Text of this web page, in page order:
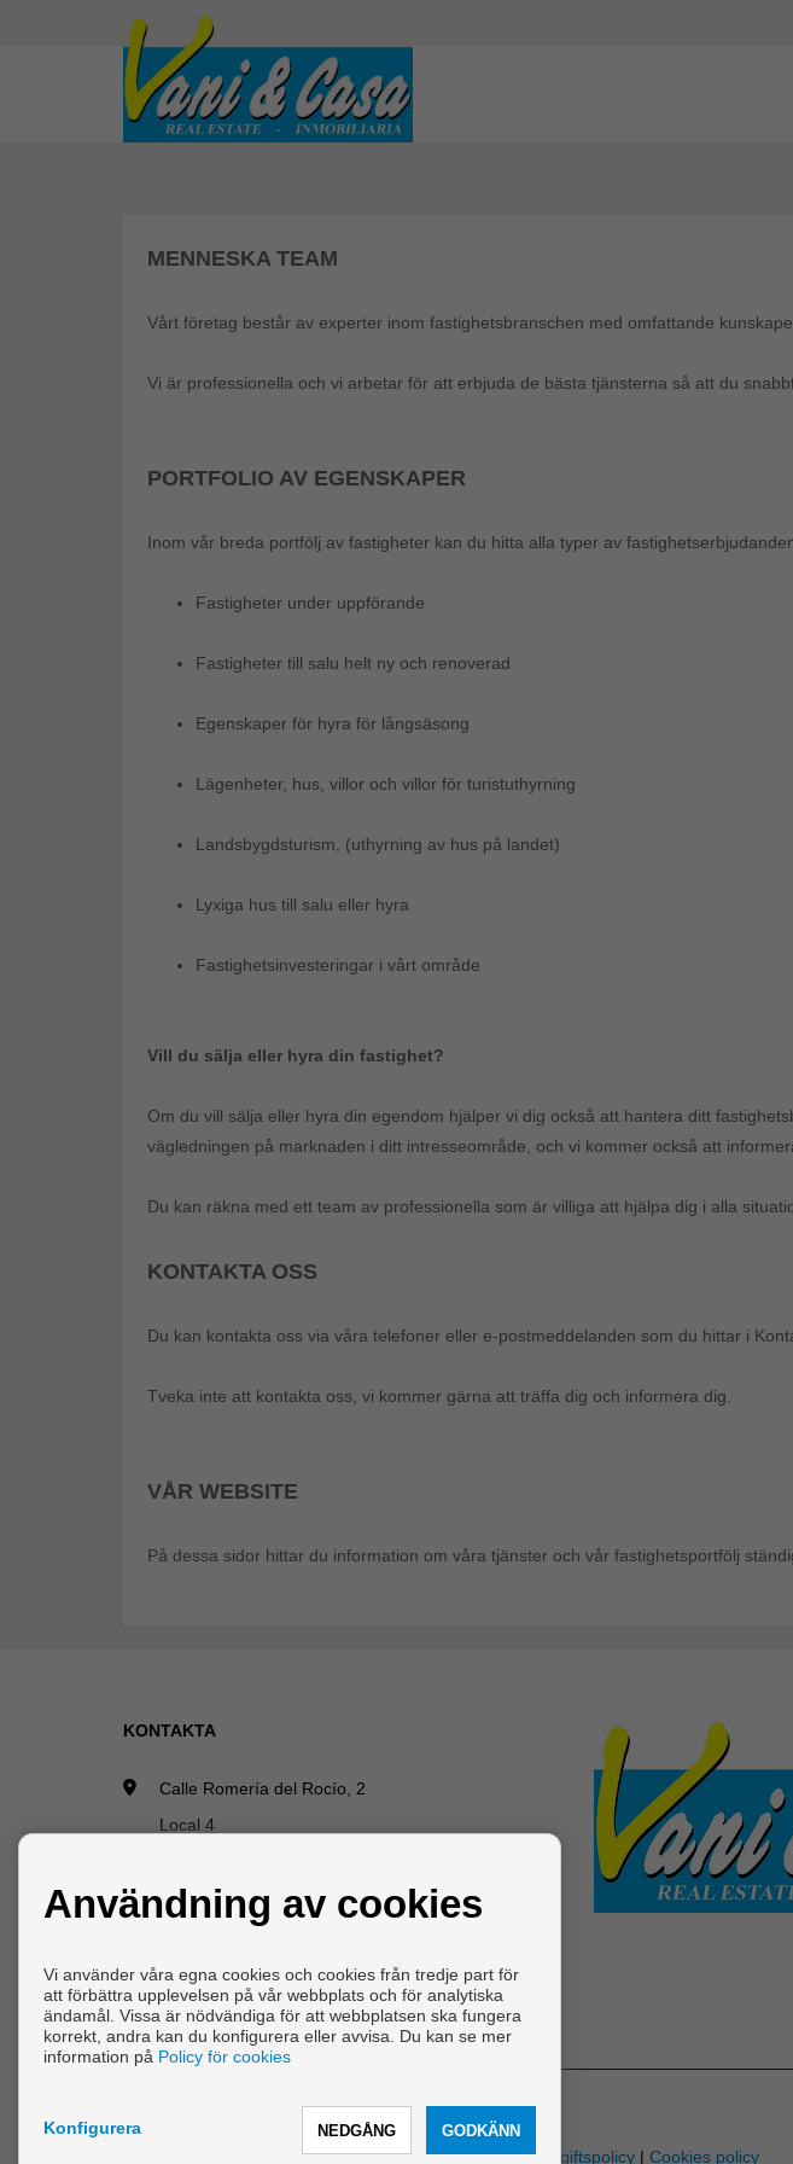
MENNESKA TEAM
Vårt företag består av experter inom fastighetsbranschen med omfattande
Vi är professionella och vi arbetar för att erbjuda de bästa tjänsterna så att du
PORTFOLIO AV EGENSKAPER
Inom vår breda portfölj av fastigheter kan du hitta alla typer av
Fastigheter under uppförande
Fastigheter till salu helt ny och renoverad
Egenskaper för hyra för långsäsong
Lägenheter, hus, villor och villor för turistuthyrning
Landsbygdsturism, (uthyrning av hus på landet)
Lyxiga hus till salu eller hyra
Fastighetsinvesteringar i vårt område
Vill du sälja eller hyra din fastighet?
Om du vill sälja eller hyra din egendom hjälper vi dig också att hantera ditt
vägledningen på marknaden i ditt intresseområde, och vi kommer också att
Du kan räkna med ett team av professionella som är villiga att hjälpa dig i alla
KONTAKTA OSS
Du kan kontakta oss via våra telefoner eller e-postmeddelanden som du hittar i
Tveka inte att kontakta oss, vi kommer gärna att träffa dig och informera dig.
VÅR WEBSITE
På dessa sidor hittar du information om våra tjänster och vår fastighetsportfölj
KONTAKTA
Calle Romería del Rocío, 2
Local 4
+34 607592668
|+34 952465280
Från Måndag - Fredag : 10:00 - 13:30 och 17:00 -
19:30
Copyright © 2026 Vani & Casa.
Inmoenter.Juridisk Information|Personuppgiftspolicy | Cookies policy
Användning av cookies
Vi använder våra egna cookies och cookies från tredje part för
att förbättra upplevelsen på vår webbplats och för analytiska
ändamål. Vissa är nödvändiga för att webbplatsen ska fungera
korrekt, andra kan du konfigurera eller avvisa. Du kan se mer
information på Policy för cookies
Konfigurera